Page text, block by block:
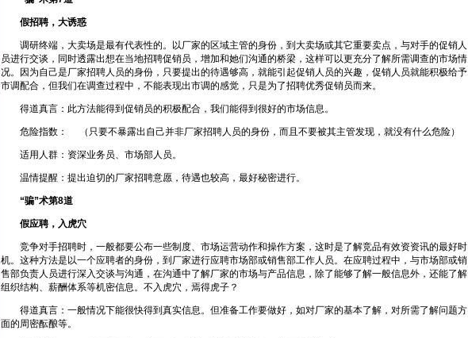
假招聘，大诱惑
调研终端，大卖场是最有代表性的。以厂家的区域主管的身份，到大卖场或其它重要卖点，与对手的促销人
员进行交谈，同时透露出想在当地招聘促销员，增加和她们沟通的桥梁，这样可以更充分了解所需调查的市场情
况。因为自己是厂家招聘人员的身份，只要提出的待遇够高，就能引起促销人员的兴趣，促销人员就能积极给予
市调配合，但我们在调查过程中，不能表现出市调的感觉，只是为了招聘优秀促销员而来。
得道真言：此方法能得到促销员的积极配合，我们能得到很好的市场信息。
危险指数： （只要不暴露出自己并非厂家招聘人员的身份，而且不要被其主管发现，就没有什么危险）
适用人群：资深业务员、市场部人员。
温情提醒：提出迫切的厂家招聘意愿，待遇也较高，最好秘密进行。
“骗”术第8道
假应聘，入虎穴
竞争对手招聘时，一般都要公布一些制度、市场运营动作和操作方案，这时是了解竞品有效资资讯的最好时
机。这种方法是以一个应聘者的身份，到厂家进行应聘市场部或销售部工作人员。在应聘过程中，与市场部或销
售部负责人员进行深入交谈与沟通，在沟通中了解厂家的市场与产品信息，除了能够了解一般信息外，还能了解
组织结构、薪酬体系等机密信息。不入虎穴，焉得虎子？
得道真言：一般情况下能很快得到真实信息。但准备工作要做好，如对厂家的基本了解，对所需了解问题方
面的周密酝酿等。